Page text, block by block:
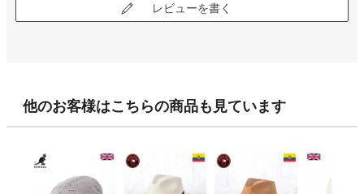
レビューを書く
他のお客様はこちらの商品も見ています